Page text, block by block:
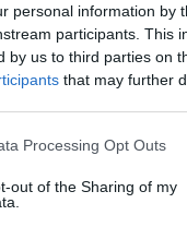
personal information by
participants. This
by us to third parties on
that may further
Processing Opt Outs
out of the Sharing of my
Seko mums